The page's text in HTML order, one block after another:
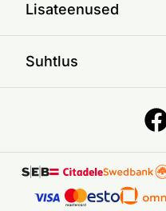
Lisateenused
Suhtlus